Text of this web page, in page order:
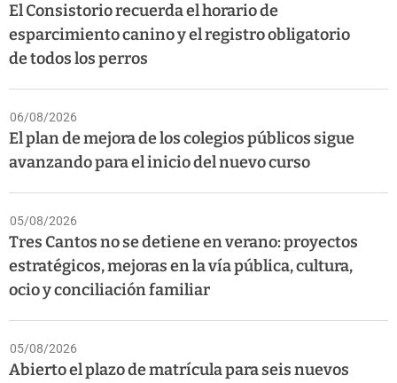
El Consistorio recuerda el horario de
esparcimiento canino y el registro obligatorio
de todos los perros
06/08/2026
El plan de mejora de los colegios públicos sigue
avanzando para el inicio del nuevo curso
05/08/2026
Tres Cantos no se detiene en verano: proyectos
estratégicos, mejoras en la vía pública, cultura,
ocio y conciliación familiar
05/08/2026
Abierto el plazo de matrícula para seis nuevos